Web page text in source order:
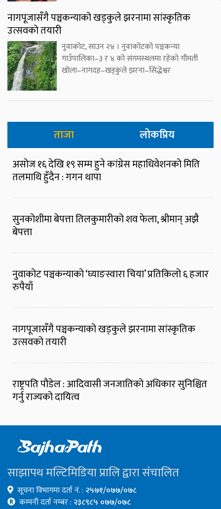
नागपूजासँगै पञ्चकन्याको खड्कुले झरनामा सांस्कृतिक
उत्सवको तयारी
नुवाकोट, साउन २४ । नुवाकोटको पञ्चकन्या
गाउँपालिका–३ र ४ को संगमस्थलमा रहेको गौमती
खोला–नागदह–खड्कुले झरना–सिद्धेश्वर
ताजा लोकप्रिय
असोज १६ देखि १९ सम्म हुने कांग्रेस महाधिवेशनको मिति
तलमाथि हुँदैन : गगन थापा
सुनकोशीमा बेपत्ता तिलकुमारीको शव फेला, श्रीमान् अझै
बेपत्ता
नुवाकोट पञ्चकन्याको ‘घ्याङस्वारा चिया’ प्रतिकिलो ६ हजार
रुपैयाँ
नागपूजासँगै पञ्चकन्याको खड्कुले झरनामा सांस्कृतिक
उत्सवको तयारी
राष्ट्रपति पौडेल : आदिवासी जनजातिको अधिकार सुनिश्चित
गर्नु राज्यको दायित्व
साझापथ मल्टिमिडिया प्रालि द्वारा संचालित
सूचना विभागमा दर्ता नं. : २५७१/०७७/०७८
कम्पनी दर्ता नम्बर : २३८९८५ ०७७/०७८